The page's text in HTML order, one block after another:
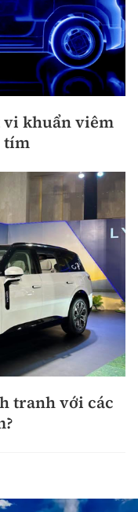
khuẩn viêm
tím
tranh với các